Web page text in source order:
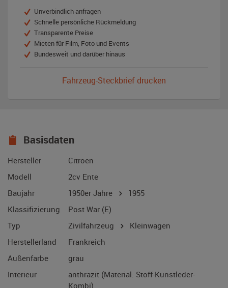
Unverbindlich anfragen
Schnelle persönliche Rückmeldung
Transparente Preise
Mieten für Film, Foto und Events
Bundesweit und darüber hinaus
Fahrzeug-Steckbrief drucken
Basisdaten
Hersteller
Citroen
Modell
2cv Ente
Baujahr
1950er Jahre
1955
Klassifizierung
Post War (E)
Typ
Zivilfahrzeug
Kleinwagen
Herstellerland
Frankreich
Außenfarbe
grau
Interieur
anthrazit (Material: Stoff-Kunstleder-
Kombi)